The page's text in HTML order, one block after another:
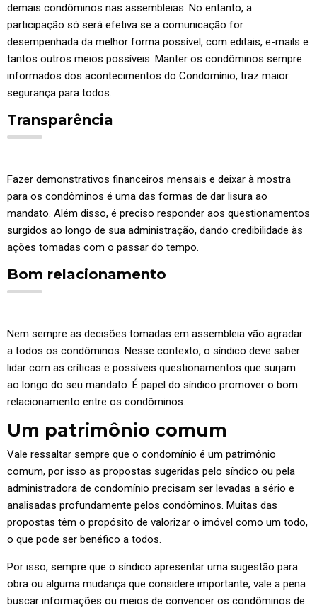
demais condôminos nas assembleias. No entanto, a
participação só será efetiva se a comunicação for
desempenhada da melhor forma possível, com editais, e-mails e
tantos outros meios possíveis. Manter os condôminos sempre
informados dos acontecimentos do Condomínio, traz maior
segurança para todos.
Transparência
Fazer demonstrativos financeiros mensais e deixar à mostra
para os condôminos é uma das formas de dar lisura ao
mandato. Além disso, é preciso responder aos questionamentos
surgidos ao longo de sua administração, dando credibilidade às
ações tomadas com o passar do tempo.
Bom relacionamento
Nem sempre as decisões tomadas em assembleia vão agradar
a todos os condôminos. Nesse contexto, o síndico deve saber
lidar com as críticas e possíveis questionamentos que surjam
ao longo do seu mandato. É papel do síndico promover o bom
relacionamento entre os condôminos.
Um patrimônio comum
Vale ressaltar sempre que o condomínio é um patrimônio
comum, por isso as propostas sugeridas pelo síndico ou pela
administradora de condomínio precisam ser levadas a sério e
analisadas profundamente pelos condôminos. Muitas das
propostas têm o propósito de valorizar o imóvel como um todo,
o que pode ser benéfico a todos.
Por isso, sempre que o síndico apresentar uma sugestão para
obra ou alguma mudança que considere importante, vale a pena
buscar informações ou meios de convencer os condôminos de